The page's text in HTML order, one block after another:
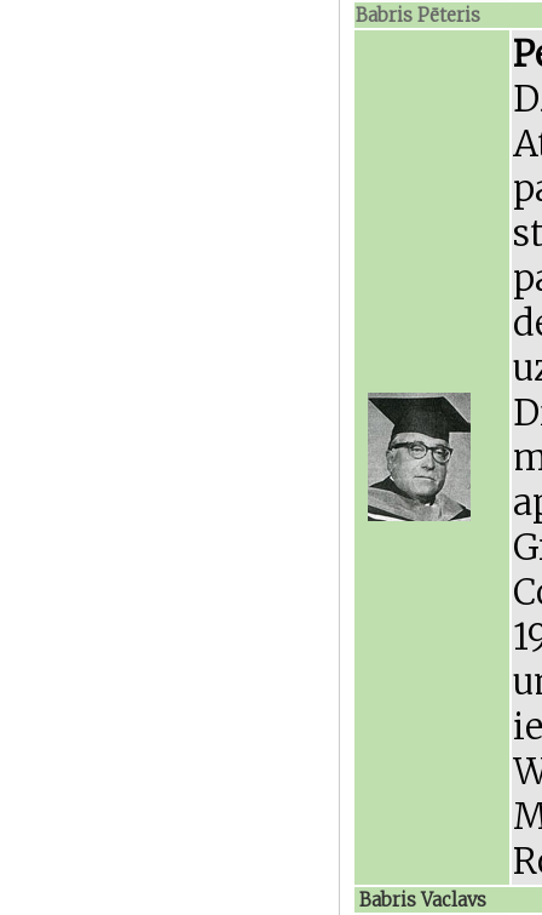
Babris Pēteris
Babris Vaclavs